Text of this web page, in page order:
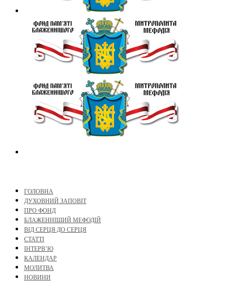
ГОЛОВНА
ДУХОВНИЙ ЗАПОВІТ
ПРО ФОНД
БЛАЖЕННІШИЙ МЕФОДІЙ
ВІД СЕРЦЯ ДО СЕРЦЯ
СТАТТІ
ІНТЕРВ’Ю
КАЛЕНДАР
МОЛИТВА
НОВИНИ